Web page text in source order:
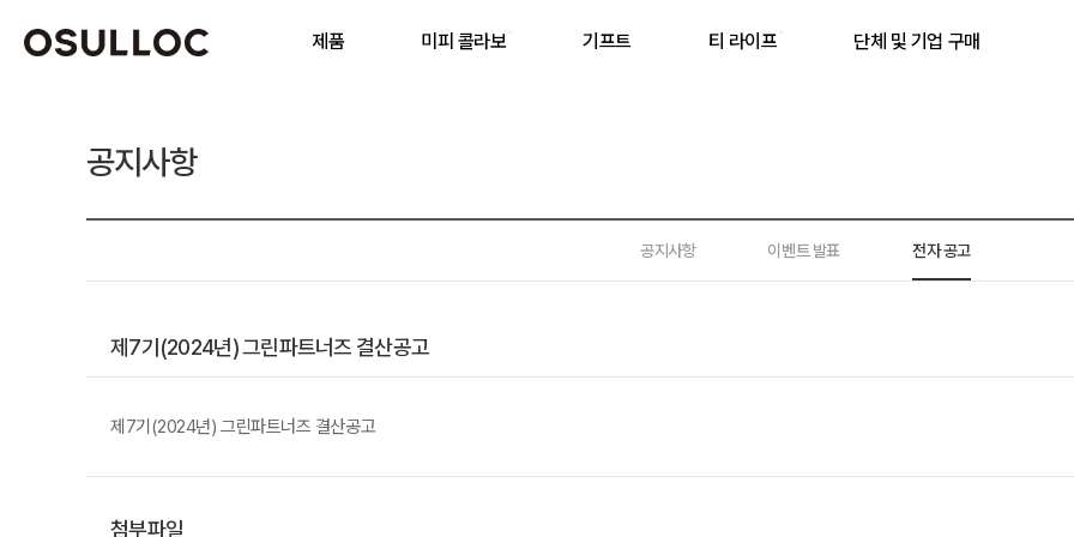
제품 미피 콜라보 기프트 티 라이프 단체 및 기업 구매
공지사항
공지사항 이벤트 발표 전자 공고
제7기(2024년) 그린파트너즈 결산공고
제7기(2024년) 그린파트너즈 결산공고
첨부파일